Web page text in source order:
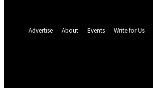
Advertise About Events Write for Us